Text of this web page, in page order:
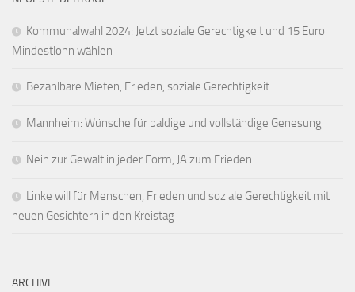
Kommunalwahl 2024: Jetzt soziale Gerechtigkeit und 15 Euro
Mindestlohn wählen
Bezahlbare Mieten, Frieden, soziale Gerechtigkeit
Mannheim: Wünsche für baldige und vollständige Genesung
Nein zur Gewalt in jeder Form, JA zum Frieden
Linke will für Menschen, Frieden und soziale Gerechtigkeit mit
neuen Gesichtern in den Kreistag
ARCHIVE